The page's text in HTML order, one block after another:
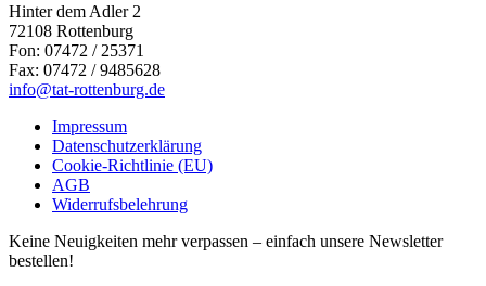
Hinter dem Adler 2
72108 Rottenburg
Fon: 07472 / 25371
Fax: 07472 / 9485628
info@tat-rottenburg.de
Impressum
Datenschutzerklärung
Cookie-Richtlinie (EU)
AGB
Widerrufsbelehrung
Keine Neuigkeiten mehr verpassen – einfach unsere Newsletter
bestellen!